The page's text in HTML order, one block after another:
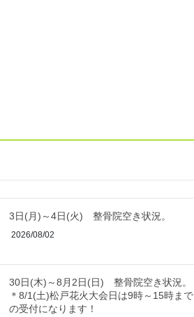
3日(月)～4日(火) 整骨院空き状況。
2026/08/02
30日(木)～8月2日(日) 整骨院空き状況。
＊8/1(土)松戸花火大会日は9時～15時まで
の受付になります！